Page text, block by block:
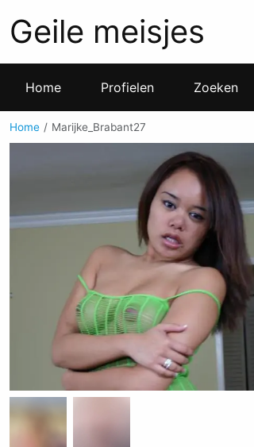
Geile meisjes
Home Profielen Zoeken
Home Marijke_Brabant27